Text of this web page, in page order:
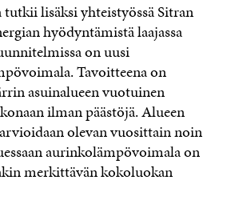
lisäksi yhteistyössä Sitran
hyödyntämistä laajassa
on uusi
Tavoitteena on
asuinalueen vuotuinen
ilman päästöjä. Alueen
olevan vuosittain noin
aurinkolämpövoimala on
merkittävän kokoluokan